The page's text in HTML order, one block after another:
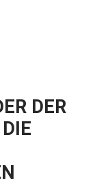
DER